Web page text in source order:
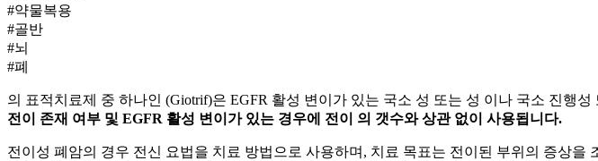
#약물복용
#골반
#뇌
#폐
의 표적치료제 중 하나인 (Giotrif)은 EGFR 활성 변이가 있는 국소 성 또는 성 이나 국소 진행성
전이 존재 여부 및 EGFR 활성 변이가 있는 경우에 전이 의 갯수와 상관 없이 사용됩니다.
전이성 폐암의 경우 전신 요법을 치료 방법으로 사용하며, 치료 목표는 전이된 부위의 증상을